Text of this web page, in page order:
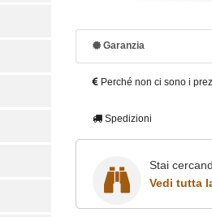
Garanzia
Perché non ci sono i
Spedizioni
Stai
Vedi tutta